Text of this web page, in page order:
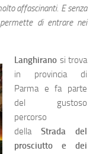
affascinanti. E senza
di entrare nei
Langhirano si trova
in provincia di
Parma e fa parte
del gustoso
percorso
della Strada del
prosciutto e dei